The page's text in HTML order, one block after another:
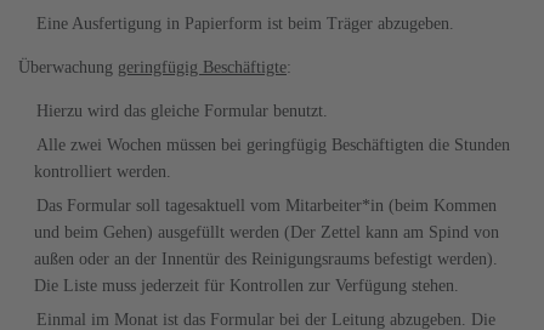
Eine Ausfertigung in Papierform ist beim Träger abzugeben.
Überwachung geringfügig Beschäftigte:
Hierzu wird das gleiche Formular benutzt.
Alle zwei Wochen müssen bei geringfügig Beschäftigten die Stunden
kontrolliert werden.
Das Formular soll tagesaktuell vom Mitarbeiter*in (beim Kommen
und beim Gehen) ausgefüllt werden (Der Zettel kann am Spind von
außen oder an der Innentür des Reinigungsraums befestigt werden).
Die Liste muss jederzeit für Kontrollen zur Verfügung stehen.
Einmal im Monat ist das Formular bei der Leitung abzugeben. Die